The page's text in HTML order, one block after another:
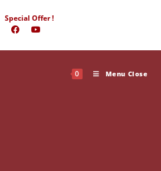
Special Offer !
0 Menu Close